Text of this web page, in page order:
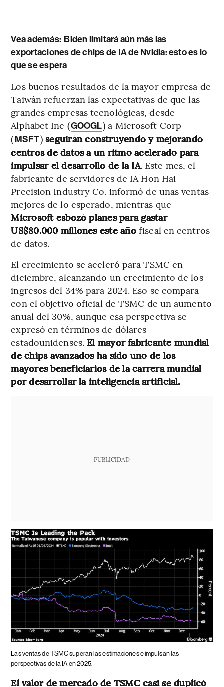
Vea además: Biden limitará aún más las
exportaciones de chips de IA de Nvidia: esto es lo
que se espera
Los buenos resultados de la mayor empresa de
Taiwán refuerzan las expectativas de que las
grandes empresas tecnológicas, desde
Alphabet Inc (GOOGL) a Microsoft Corp
(MSFT)seguirán construyendo y mejorando
centros de datos a un ritmo acelerado para
impulsar el desarrollo de la IA. Este mes, el
fabricante de servidores de IA Hon Hai
Precision Industry Co. informó de unas ventas
mejores de lo esperado, mientras que
Microsoft esbozó planes para gastar
US$80.000 millones este añofiscal en centros
de datos.
El crecimiento se aceleró para TSMC en
diciembre, alcanzando un crecimiento de los
ingresos del 34% para 2024. Eso se compara
con el objetivo oficial de TSMC de un aumento
anual del 30%, aunque esa perspectiva se
expresó en términos de dólares
estadounidenses. El mayor fabricante mundial
de chips avanzados ha sido uno de los
mayores beneficiarios de la carrera mundial
por desarrollar la inteligencia artificial.
PUBLICIDAD
Las ventas de TSMC superan las estimaciones e impulsan las
perspectivas de la IA en 2025.
El valor de mercado de TSMC casi se duplicó